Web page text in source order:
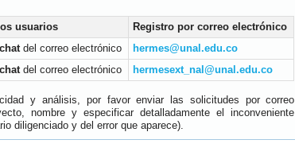
usuarios
Registro por correo electrónico
chatdel correo electrónico
hermes@unal.edu.co
chatdel correo electrónico hermesext_nal@unal.edu.co
y análisis, por favor enviar las solicitudes por correo
nombre y especificar detalladamente el inconveniente
diligenciado y del error que aparece).